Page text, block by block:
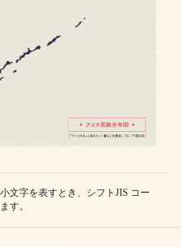
文字を表すとき、シフトJIS コー
す。